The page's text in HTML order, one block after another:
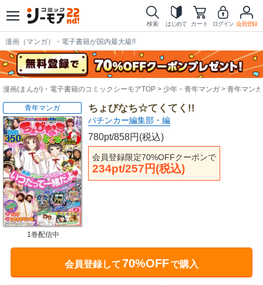
検索 はじめて カート ログイン 会員登録
漫画（マンガ）・電子書籍が国内最大級!!
漫画(まんが)・電子書籍のコミックシーモアTOP 少年・青年マンガ 青年マンガ
ちょびなち☆てくてく!!
パチンカー編集部・編
780pt/858円(税込)
会員登録限定70%OFFクーポンで
234pt/257円(税込)
青年マンガ
1巻配信中
会員登録して70%OFFで購入